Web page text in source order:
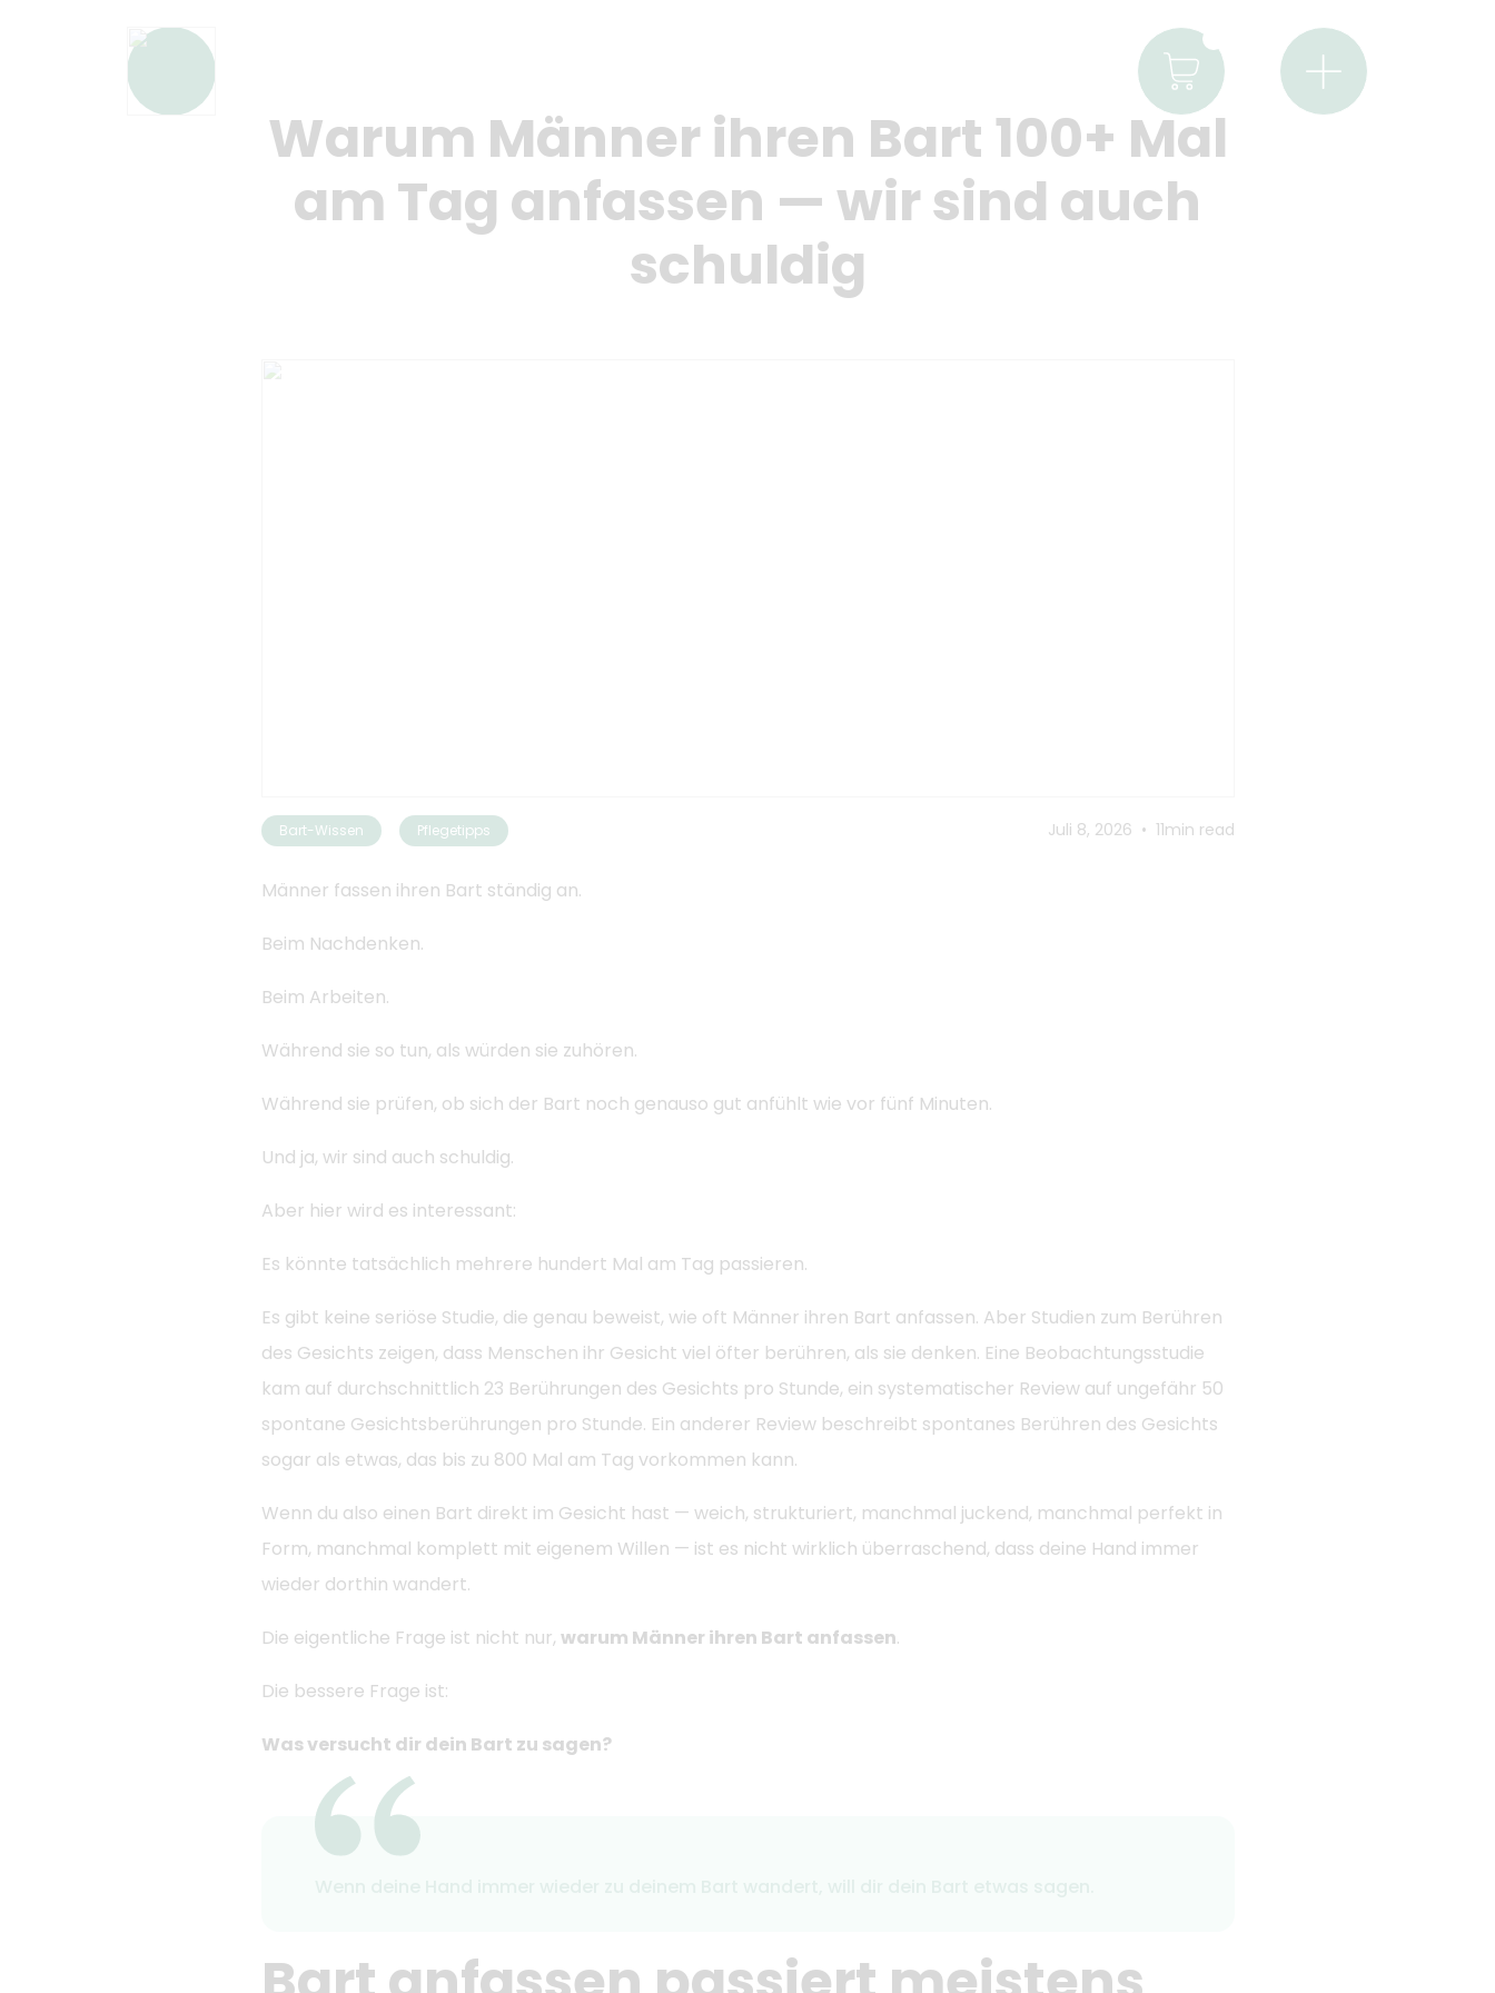
Warum Männer ihren Bart 100+ Mal
am Tag anfassen — wir sind auch
schuldig
Bart-Wissen Pflegetipps Juli 8, 2026 • 11min read
Männer fassen ihren Bart ständig an.
Beim Nachdenken.
Beim Arbeiten.
Während sie so tun, als würden sie zuhören.
Während sie prüfen, ob sich der Bart noch genauso gut anfühlt wie vor fünf Minuten.
Und ja, wir sind auch schuldig.
Aber hier wird es interessant:
Es könnte tatsächlich mehrere hundert Mal am Tag passieren.
Es gibt keine seriöse Studie, die genau beweist, wie oft Männer ihren Bart anfassen. Aber Studien zum Berühren
des Gesichts zeigen, dass Menschen ihr Gesicht viel öfter berühren, als sie denken. Eine Beobachtungsstudie
kam auf durchschnittlich 23 Berührungen des Gesichts pro Stunde, ein systematischer Review auf ungefähr 50
spontane Gesichtsberührungen pro Stunde. Ein anderer Review beschreibt spontanes Berühren des Gesichts
sogar als etwas, das bis zu 800 Mal am Tag vorkommen kann.
Wenn du also einen Bart direkt im Gesicht hast — weich, strukturiert, manchmal juckend, manchmal perfekt in
Form, manchmal komplett mit eigenem Willen — ist es nicht wirklich überraschend, dass deine Hand immer
wieder dorthin wandert.
Die eigentliche Frage ist nicht nur, warum Männer ihren Bart anfassen.
Die bessere Frage ist:
Was versucht dir dein Bart zu sagen?